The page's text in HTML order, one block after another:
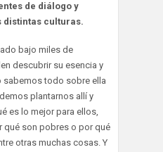
de diálogo y
distintas culturas.
bajo miles de
descubrir su esencia y
sabemos todo sobre ella
plantarnos allí y
es lo mejor para ellos,
qué son pobres o por qué
otras muchas cosas. Y